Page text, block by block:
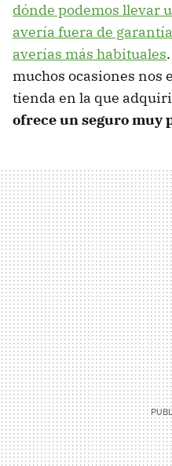
dónde podemos llevar
avería fuera de
averías más habituales
muchos ocasiones nos
tienda en la que
ofrece un seguro muy